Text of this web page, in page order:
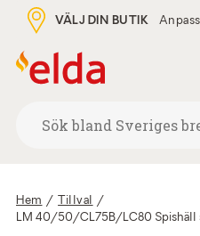
VÄLJ DIN BUTIK
Hem / Tillval
/
LM 40/50/CL75B/LC80 Spishäll